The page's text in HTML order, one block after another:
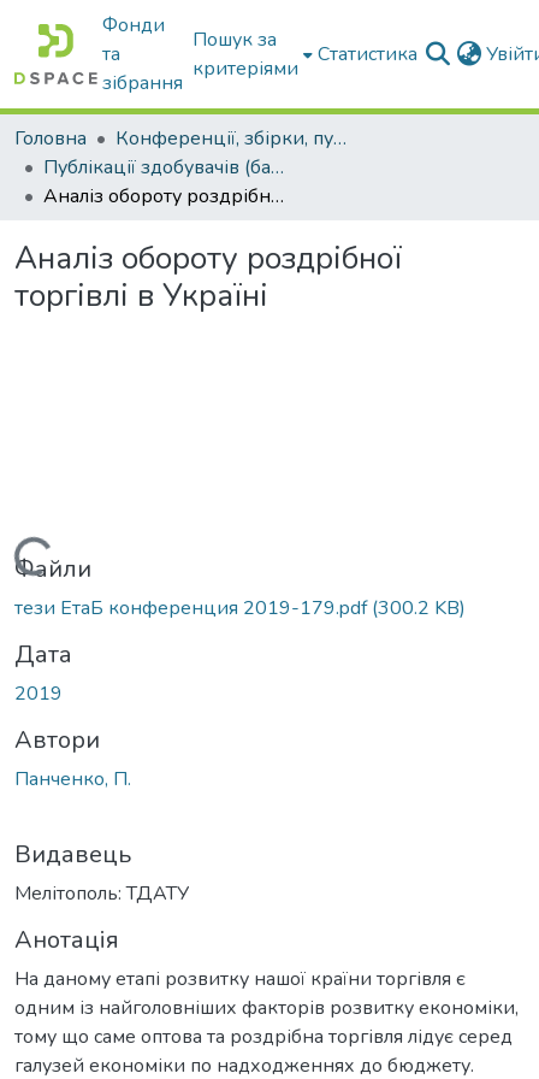
Фонди
та
зібрання
Пошук за
критеріями
Статистика
Головна
Конференції, збірки, публікації молодих вчених і здобувачів : магістрів, бакалаврів, аспірантів.
Публікації здобувачів (бакалаврів. магістрів, аспірантів)
Аналіз обороту роздрібної торгівлі в Україні
Аналіз обороту роздрібної
торгівлі в Україні
Вантажиться...
Файли
тези ЕтаБ конференция 2019-179.pdf(300.2 KB)
Дата
2019
Автори
Панченко, П.
Видавець
Мелітополь: ТДАТУ
Анотація
На даному етапі розвитку нашої країни торгівля є
одним із найголовніших факторів розвитку економіки,
тому що саме оптова та роздрібна торгівля лідує серед
галузей економіки по надходженнях до бюджету.